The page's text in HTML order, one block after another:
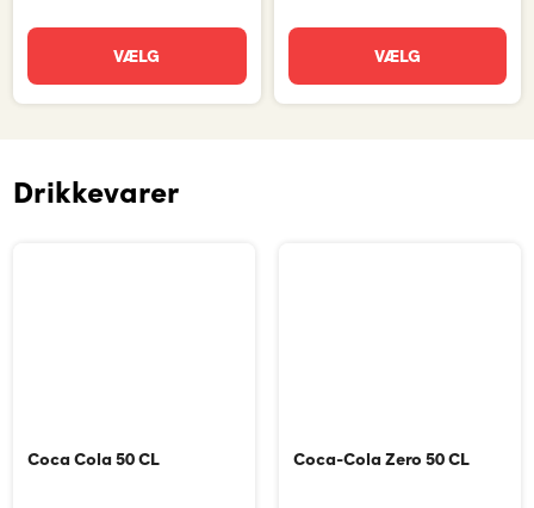
VÆLG VÆLG
Drikkevarer
Coca Cola 50 CL Coca-Cola Zero 50 CL